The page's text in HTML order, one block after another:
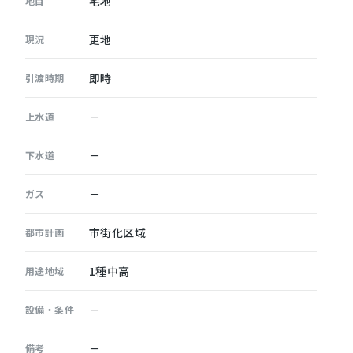
現況 更地
引渡時期 即時
上水道 －
下水道 －
ガス －
都市計画 市街化区域
用途地域 1種中高
設備・条件 －
備考 －